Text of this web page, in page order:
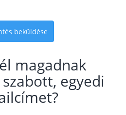
beküldése
magadnak
egyedi